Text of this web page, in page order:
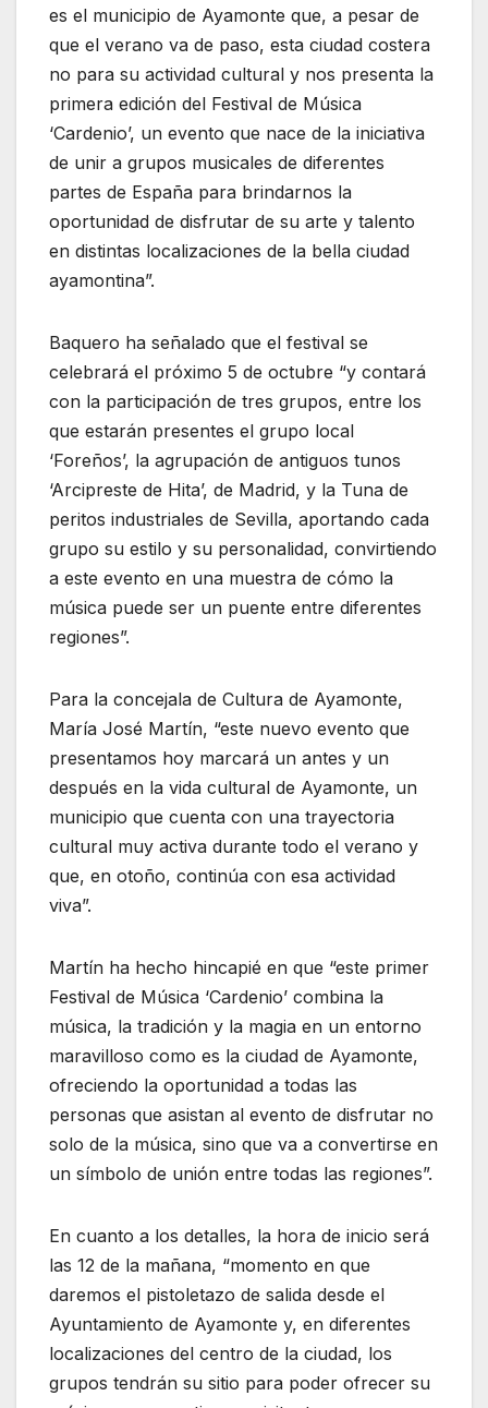
es el municipio de Ayamonte que, a pesar de
que el verano va de paso, esta ciudad costera
no para su actividad cultural y nos presenta la
primera edición del Festival de Música
‘Cardenio’, un evento que nace de la iniciativa
de unir a grupos musicales de diferentes
partes de España para brindarnos la
oportunidad de disfrutar de su arte y talento
en distintas localizaciones de la bella ciudad
ayamontina”.
Baquero ha señalado que el festival se
celebrará el próximo 5 de octubre “y contará
con la participación de tres grupos, entre los
que estarán presentes el grupo local
‘Foreños’, la agrupación de antiguos tunos
‘Arcipreste de Hita’, de Madrid, y la Tuna de
peritos industriales de Sevilla, aportando cada
grupo su estilo y su personalidad, convirtiendo
a este evento en una muestra de cómo la
música puede ser un puente entre diferentes
regiones”.
Para la concejala de Cultura de Ayamonte,
María José Martín, “este nuevo evento que
presentamos hoy marcará un antes y un
después en la vida cultural de Ayamonte, un
municipio que cuenta con una trayectoria
cultural muy activa durante todo el verano y
que, en otoño, continúa con esa actividad
viva”.
Martín ha hecho hincapié en que “este primer
Festival de Música ‘Cardenio’ combina la
música, la tradición y la magia en un entorno
maravilloso como es la ciudad de Ayamonte,
ofreciendo la oportunidad a todas las
personas que asistan al evento de disfrutar no
solo de la música, sino que va a convertirse en
un símbolo de unión entre todas las regiones”.
En cuanto a los detalles, la hora de inicio será
las 12 de la mañana, “momento en que
daremos el pistoletazo de salida desde el
Ayuntamiento de Ayamonte y, en diferentes
localizaciones del centro de la ciudad, los
grupos tendrán su sitio para poder ofrecer su